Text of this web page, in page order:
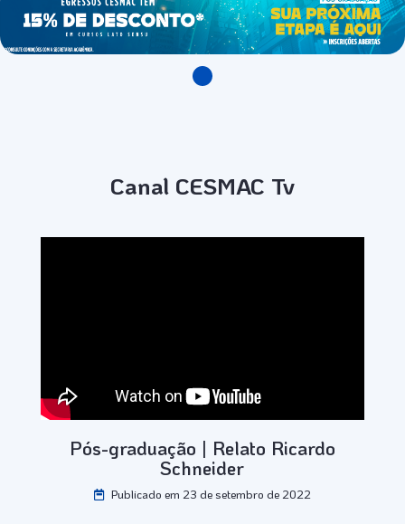
Canal CESMAC Tv
Pós-graduação | Relato Ricardo
Schneider
Publicado em 23 de setembro de 2022